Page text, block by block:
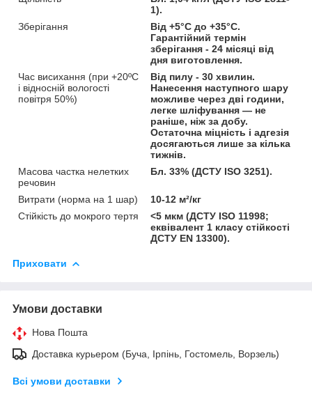
1).
Зберігання
Від +5°C до +35°C.
Гарантійний термін
зберігання - 24 місяці від
дня виготовлення.
Час висихання (при +20ºС
і відносній вологості
повітря 50%)
Від пилу - 30 хвилин.
Нанесення наступного шару
можливе через дві години,
легке шліфування — не
раніше, ніж за добу.
Остаточна міцність і адгезія
досягаються лише за кілька
тижнів.
Масова частка нелетких
речовин
Бл. 33% (ДСТУ ISO 3251).
Витрати (норма на 1 шар)
10-12 м²/кг
Стійкість до мокрого тертя
<5 мкм (ДСТУ ISO 11998;
еквівалент 1 класу стійкості
ДСТУ EN 13300).
Приховати
Умови доставки
Нова Пошта
Доставка курьером (Буча, Ірпінь, Гостомель, Ворзель)
Всі умови доставки